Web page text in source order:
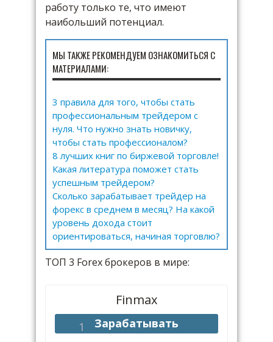
работу только те, что имеют
наибольший потенциал.
МЫ ТАКЖЕ РЕКОМЕНДУЕМ ОЗНАКОМИТЬСЯ С
МАТЕРИАЛАМИ:
3 правила для того, чтобы стать
профессиональным трейдером с
нуля. Что нужно знать новичку,
чтобы стать профессионалом?
8 лучших книг по биржевой торговле!
Какая литература поможет стать
успешным трейдером?
Сколько зарабатывает трейдер на
форекс в среднем в месяц? На какой
уровень дохода стоит
ориентироваться, начиная торговлю?
ТОП 3 Forex брокеров в мире:
Finmax
Зарабатывать